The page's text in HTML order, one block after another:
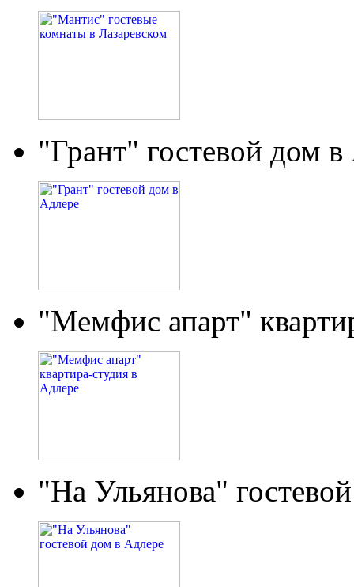
"Грант" гостевой дом
"Мемфис апарт"
"На Ульянова"